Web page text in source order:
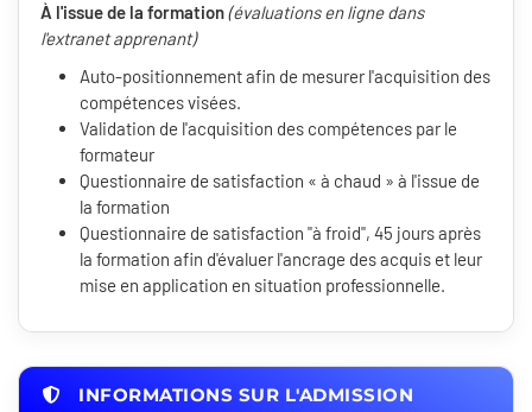
À l'issue de la formation(évaluations en ligne dans
l'extranet apprenant)
Auto-positionnement afin de mesurer l'acquisition des
compétences visées.
Validation de l'acquisition des compétences par le
formateur
Questionnaire de satisfaction « à chaud » à l'issue de
la formation
Questionnaire de satisfaction "à froid", 45 jours après
la formation afin d'évaluer l'ancrage des acquis et leur
mise en application en situation professionnelle.
INFORMATIONS SUR L'ADMISSION